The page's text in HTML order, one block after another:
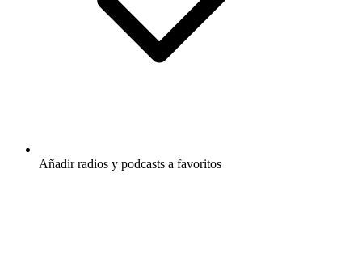
Añadir radios y podcasts a favoritos